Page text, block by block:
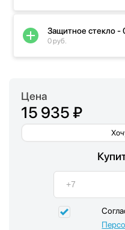
Цена
15 935 ₽
Защитное стекло -
0 руб.